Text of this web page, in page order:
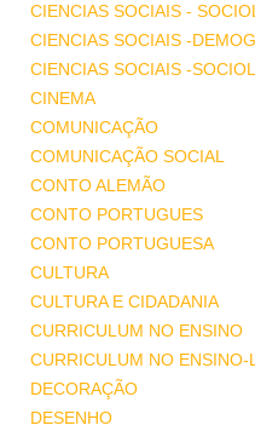
CIENCIAS SOCIAIS -
CIENCIAS SOCIAIS -
CIENCIAS SOCIAIS -
CINEMA
COMUNICAÇÃO
COMUNICAÇÃO SOCIAL
CONTO ALEMÃO
CONTO PORTUGUES
CONTO PORTUGUESA
CULTURA
CULTURA E CIDADANIA
CURRICULUM NO ENSINO
CURRICULUM NO ENSINO-
DECORAÇÃO
DESENHO